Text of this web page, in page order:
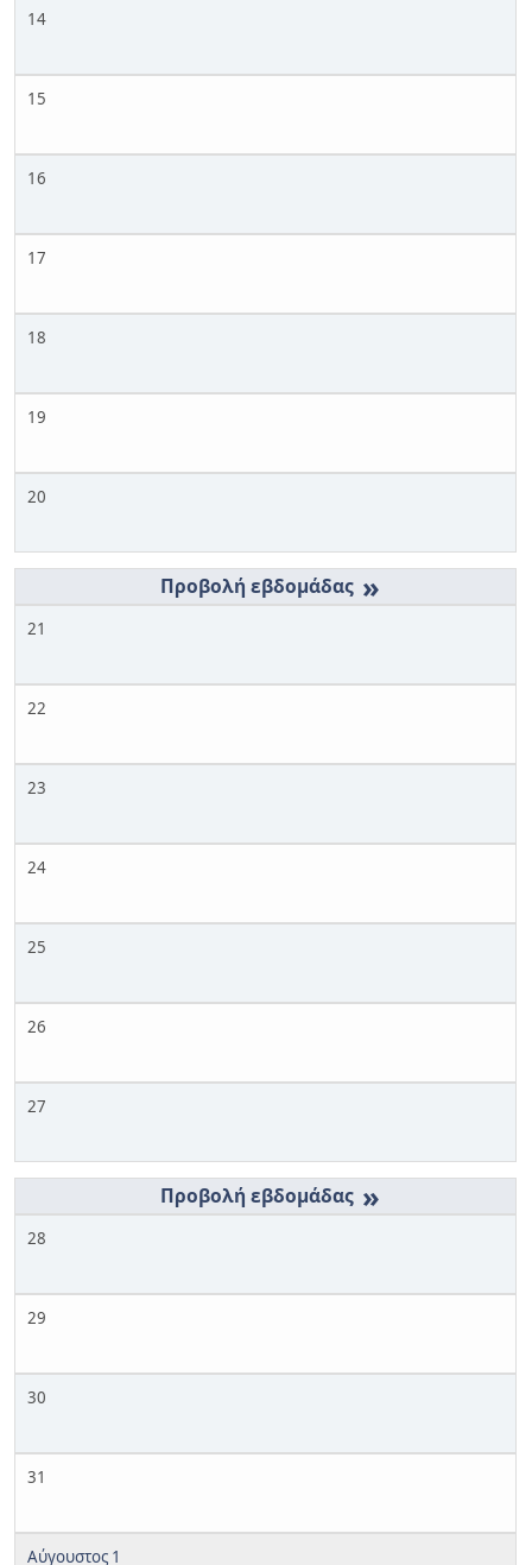
14
15
16
17
18
19
20
»
21
22
23
24
25
26
27
»
28
29
30
31
Αύγουστος 1